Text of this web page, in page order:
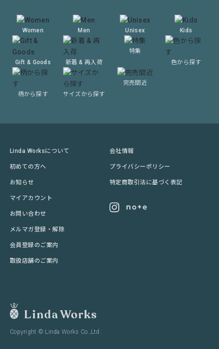
Women Men Unisex Kids
Gift & Goods 新着 & 再入荷
特集
色から探す
柄から探す サイズから探す
完売間近
Linda Worksについて
初めての方へ
お知らせ
マイアカウント
お問い合わせ
メルマガ登録・解除
会員登録のご案内
取扱店舗のご案内
会社情報
プライバシーポリシー
特定商取引法に基づく表記
Copyright © Linda Works Co.,Ltd.